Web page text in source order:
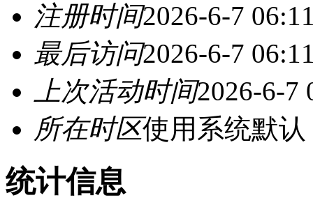
注册时间2026-6-7
最后访问2026-6-7
上次活动时间2026-6-7
所在时区使用系统默认
统计信息